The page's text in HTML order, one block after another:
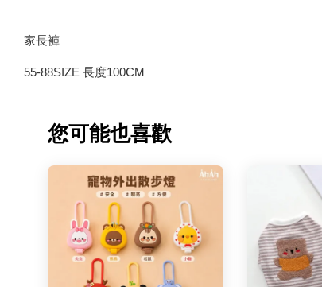
家長褲
55-88SIZE 長度100CM
您可能也喜歡